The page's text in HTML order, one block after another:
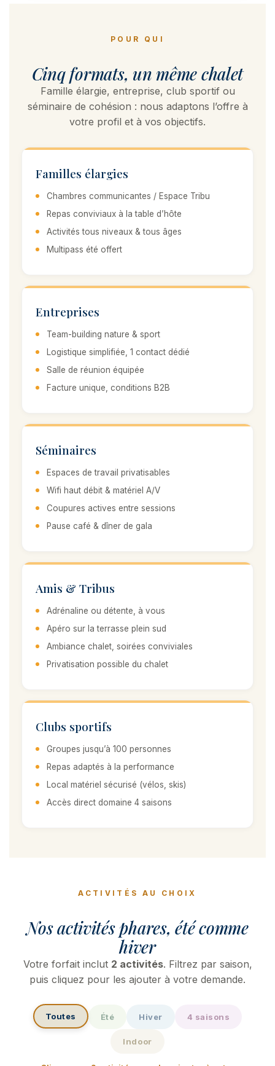
POUR QUI
Cinq formats, un même chalet
Famille élargie, entreprise, club sportif ou
séminaire de cohésion : nous adaptons l’offre à
votre profil et à vos objectifs.
Familles élargies
Chambres communicantes / Espace Tribu
Repas conviviaux à la table d’hôte
Activités tous niveaux & tous âges
Multipass été offert
Entreprises
Team-building nature & sport
Logistique simplifiée, 1 contact dédié
Salle de réunion équipée
Facture unique, conditions B2B
Séminaires
Espaces de travail privatisables
Wifi haut débit & matériel A/V
Coupures actives entre sessions
Pause café & dîner de gala
Amis & Tribus
Adrénaline ou détente, à vous
Apéro sur la terrasse plein sud
Ambiance chalet, soirées conviviales
Privatisation possible du chalet
Clubs sportifs
Groupes jusqu’à 100 personnes
Repas adaptés à la performance
Local matériel sécurisé (vélos, skis)
Accès direct domaine 4 saisons
ACTIVITÉS AU CHOIX
Nos activités phares, été comme
hiver
Votre forfait inclut 2 activités. Filtrez par saison,
puis cliquez pour les ajouter à votre demande.
Toutes Été Hiver 4 saisons
Indoor